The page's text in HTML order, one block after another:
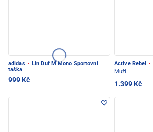
adidas · Lin Duf M Mono Sportovní
taška
999 Kč
Active Rebel ·
Muži
1.399 Kč